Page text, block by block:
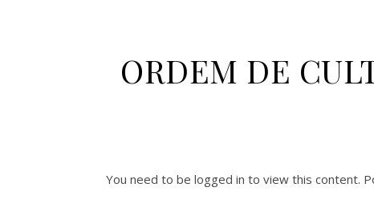
ORDEM DE
You need to be logged in to view this content.